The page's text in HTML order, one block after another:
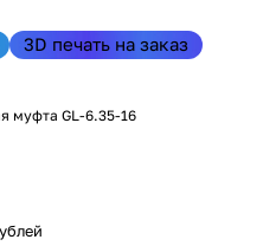
3D печать на заказ
муфта GL-6.35-16